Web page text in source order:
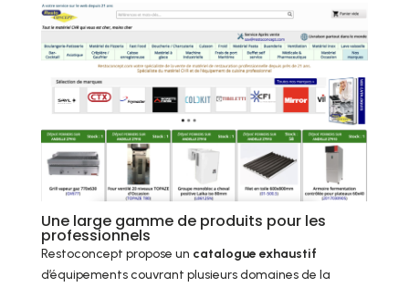
Une large gamme de produits pour les
professionnels
Restoconcept propose un catalogue exhaustif
d’équipements couvrant plusieurs domaines de la